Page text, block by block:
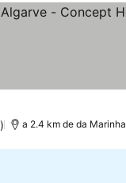
a 2.4 km de da Marinha